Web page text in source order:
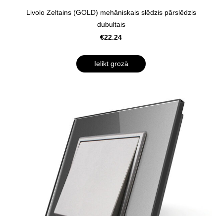
Livolo Zeltains (GOLD) mehāniskais slēdzis pārslēdzis
dubultais
€22.24
Ielikt grozā